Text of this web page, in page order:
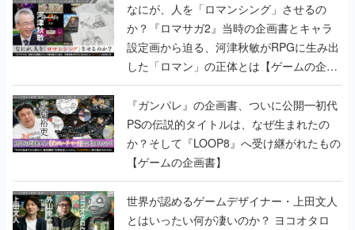
なにが、人を「ロマンシング」させるの
か？『ロマサガ2』当時の企画書とキャラ
設定画から迫る、河津秋敏がRPGに生み出
した「ロマン」の正体とは【ゲームの企画
書】
『ガンパレ』の企画書、ついに公開━初代
PSの伝説的タイトルは、なぜ生まれたの
か？そして『LOOP8』へ受け継がれたもの
【ゲームの企画書】
世界が認めるゲームデザイナー・上田文人
とはいったい何が凄いのか？ ヨコオタロ